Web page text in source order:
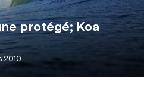
protégé; Koa
2010